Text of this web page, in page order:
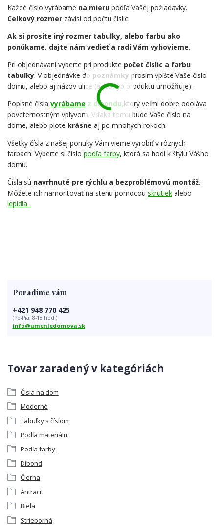
Každé číslo vyrábame na mieru podľa Vašej požiadavky.
Celkový rozmer závisí od počtu číslic.
Ak si prosíte iný rozmer tabuľky, alebo farbu ako
ponúkame, dajte nám vedieť a radi Vám vyhovieme.
Pri objednávaní vyberte pri produkte počet číslic a farbu
tabuľky. V objednávke do poznámky prosím vpíšte Vaše číslo
domu, alebo aj názov ulice (ak to typ produktu umožňuje).
Popisné čísla vyrábame z dibondu,ktorý veľmi dobre odoláva
poveternostným vplyvom. Vďaka tomu bude Vaše číslo na
dome, alebo plote krásne aj po mnohých rokoch.
Všetky čísla z našej ponuky Vám vieme vyrobiť v rôznych
farbách. Vyberte si číslo podľa farby, ktorá sa hodí k štýlu Vášho
domu.
Čísla sú navrhnuté pre rýchlu a bezproblémovú montáž.
Môžete ich namontovať na stenu pomocou skrutiek alebo
lepidla.
Tovar zaradený v kategóriách
Čísla na dom
Moderné
Tabuľky s číslom
Podľa materiálu
Podľa farby
Dibond
Čierna
Antracit
Biela
Strieborná
Poradíme vám
+421 948 770 425
(Po-Pia, 8-18 hod.)
info@umeniedomova.sk